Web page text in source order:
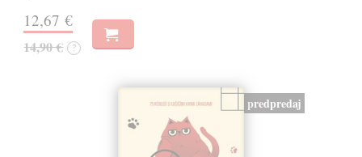
12,67 €
14,90 € ?
predpredaj